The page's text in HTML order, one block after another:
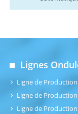
Lignes
Ligne de
Ligne de
Ligne de